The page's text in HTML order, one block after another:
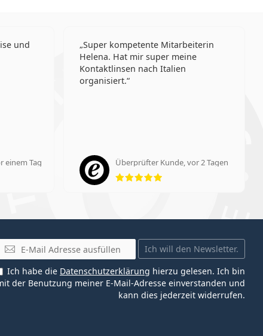
und
einem Tag
5 aus 5
Super kompetente Mitarbeiterin
Helena. Hat mir super meine
Kontaktlinsen nach Italien
organisiert.
Überprüfter Kunde, vor 2 Tagen
Bewertung 5 aus 5
E-Mail
Ich will den Newsletter.
Ich habe die Datenschutzerklärung hierzu gelesen. Ich bin
der Benutzung meiner E-Mail-Adresse einverstanden und
kann dies jederzeit widerrufen.